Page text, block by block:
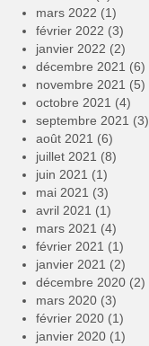
mars 2022 (1)
février 2022 (3)
janvier 2022 (2)
décembre 2021 (6)
novembre 2021 (5)
octobre 2021 (4)
septembre 2021 (3)
août 2021 (6)
juillet 2021 (8)
juin 2021 (1)
mai 2021 (3)
avril 2021 (1)
mars 2021 (4)
février 2021 (1)
janvier 2021 (2)
décembre 2020 (2)
mars 2020 (3)
février 2020 (1)
janvier 2020 (1)